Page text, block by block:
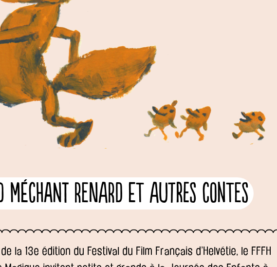
Méchant Renard et autres contes
la 13e édition du Festival du Film Français d’Helvétie, le FFFH